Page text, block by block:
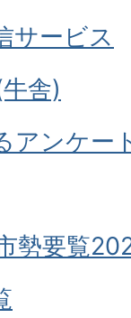
サービス
舎)
アンケー
勢要覧